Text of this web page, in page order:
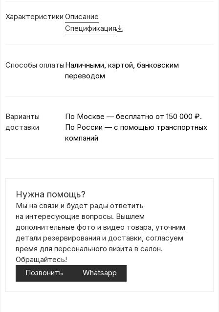
Характеристики Описание
Спецификация
Способы оплатыНаличными, картой, банковским
переводом
Варианты
доставки
По Москве — бесплатно от 150 000 ₽.
По России — с помощью транспортных
компаний
Нужна помощь?
Мы на связи и будет рады ответить
на интересующие вопросы. Вышлем
дополнительные фото и видео товара, уточним
детали резервирования и доставки, согласуем
время для персонального визита в салон.
Обращайтесь!
Позвонить
Whatsapp